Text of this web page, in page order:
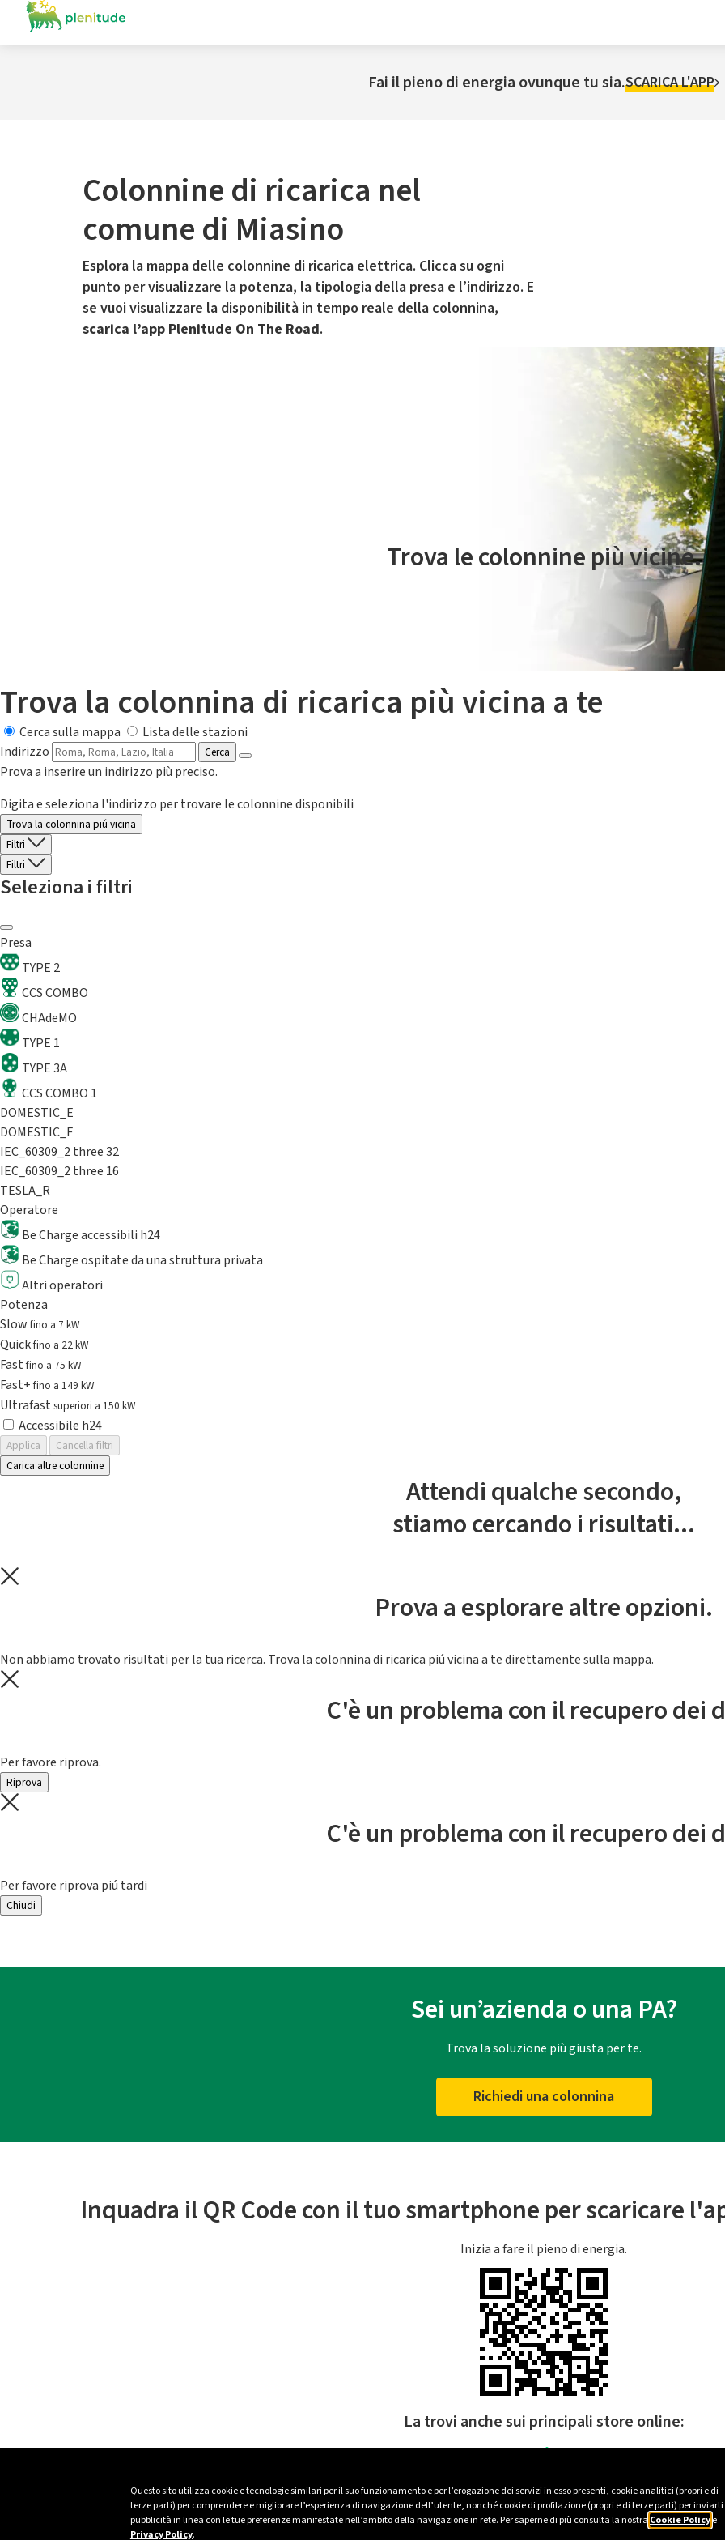
Questo sito utilizza cookie e tecnologie similari per il suo funzionamento e per l’erogazione dei servizi in esso presenti, cookie analitici (propri e di
terze parti) per comprendere e migliorare l’esperienza di navigazione dell’utente, nonché cookie di profilazione (propri e di terze parti) per inviarti
pubblicità in linea con le tue preferenze manifestate nell’ambito della navigazione in rete. Per saperne di più consulta la nostra Cookie Policye
Privacy Policy.
Fai il pieno di energia ovunque tu sia.SCARICA L'APP
Colonnine di ricarica nel
comune di Miasino
Esplora la mappa delle colonnine di ricarica elettrica. Clicca su ogni
punto per visualizzare la potenza, la tipologia della presa e l’indirizzo. E
se vuoi visualizzare la disponibilità in tempo reale della colonnina,
scarica l’app Plenitude On The Road.
Il servizio di mobilità elettrica è gestito da Plenitude On The Road
Trova le colonnine più vicine.
Trova la colonnina di ricarica più vicina a te
Cerca sulla mappa
Lista delle stazioni
Indirizzo
Cerca
Prova a inserire un indirizzo più preciso.
Digita e seleziona l'indirizzo per trovare le colonnine disponibili
Trova la colonnina piú vicina
Filtri
Filtri
Seleziona i filtri
Presa
TYPE 2
CCS COMBO
CHAdeMO
TYPE 1
TYPE 3A
CCS COMBO 1
DOMESTIC_E
DOMESTIC_F
IEC_60309_2 three 32
IEC_60309_2 three 16
TESLA_R
Operatore
Be Charge accessibili h24
Be Charge ospitate da una struttura privata
Altri operatori
Potenza
Slowfino a 7 kW
Quickfino a 22 kW
Fastfino a 75 kW
Fast+fino a 149 kW
Ultrafast superiori a 150 kW
Accessibile h24
Applica
Cancella filtri
Carica altre colonnine
Attendi qualche secondo,
stiamo cercando i risultati...
Prova a esplorare altre opzioni.
Non abbiamo trovato risultati per la tua ricerca. Trova la colonnina di ricarica piú vicina a te direttamente sulla mappa.
C'è un problema con il recupero dei
Per favore riprova.
Riprova
C'è un problema con il recupero dei
Per favore riprova piú tardi
Chiudi
Sei un’azienda o una PA?
Trova la soluzione più giusta per te.
Richiedi una colonnina
Inquadra il QR Code con il tuo smartphone per scaricare
Inizia a fare il pieno di energia.
La trovi anche sui principali store online: